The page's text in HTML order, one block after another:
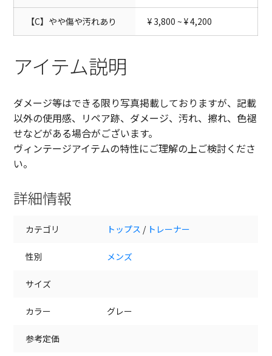
【C】やや傷や汚れあり ¥ 3,800 ~ ¥ 4,200
アイテム説明
ダメージ等はできる限り写真掲載しておりますが、記載
以外の使用感、リペア跡、ダメージ、汚れ、擦れ、色褪
せなどがある場合がございます。
ヴィンテージアイテムの特性にご理解の上ご検討くださ
い。
詳細情報
カテゴリ トップス / トレーナー
性別 メンズ
サイズ
カラー グレー
参考定価